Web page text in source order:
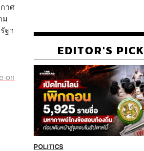
าศ
ม
ฐฯ
on
EDITOR'S PICK
POLITICS